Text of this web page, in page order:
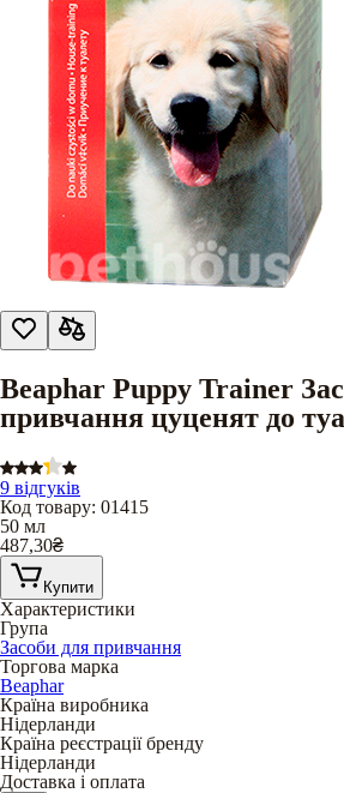
Beaphar Puppy Trainer
привчання цуценят до
9 відгуків
Код товару: 01415
50 мл
487,30₴
Купити
Характеристики
Група
Засоби для привчання
Торгова марка
Beaphar
Країна виробника
Нідерланди
Країна реєстрації бренду
Нідерланди
Доставка і оплата